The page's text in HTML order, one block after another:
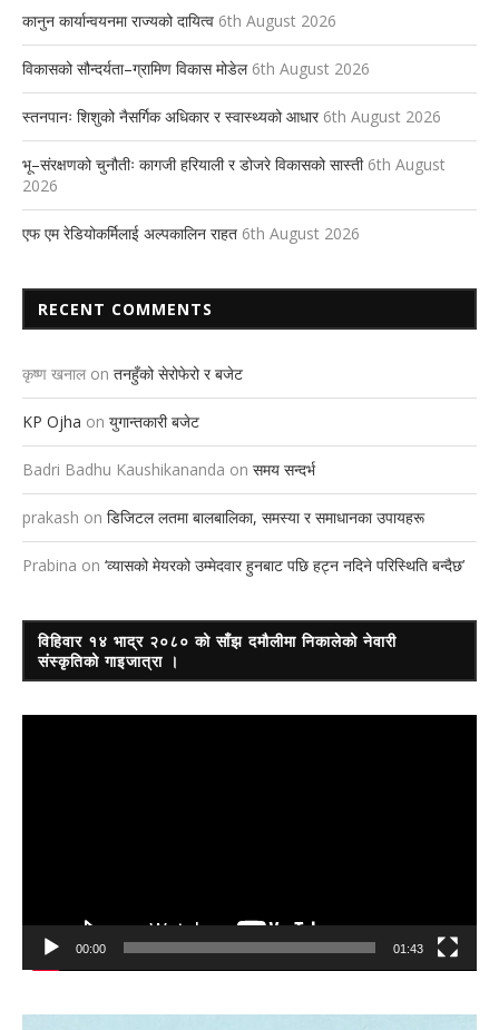
कानुन कार्यान्वयनमा राज्यको दायित्व 6th August 2026
विकासको सौन्दर्यता–ग्रामिण विकास मोडेल 6th August 2026
स्तनपानः शिशुको नैसर्गिक अधिकार र स्वास्थ्यको आधार 6th August 2026
भू–संरक्षणको चुनौतीः कागजी हरियाली र डोजरे विकासको सास्ती 6th August
2026
एफ एम रेडियोकर्मिलाई अल्पकालिन राहत 6th August 2026
RECENT COMMENTS
कृष्ण खनाल on तनहुँको सेरोफेरो र बजेट
KP Ojha on युगान्तकारी बजेट
Badri Badhu Kaushikananda on समय सन्दर्भ
prakash on डिजिटल लतमा बालबालिका, समस्या र समाधानका उपायहरू
Prabina on ‘व्यासको मेयरको उम्मेदवार हुनबाट पछि हट्न नदिने परिस्थिति बन्दैछ’
विहिवार १४ भाद्र २०८० को साँझ दमौलीमा निकालेको नेवारी
संस्कृतिको गाइजात्रा ।
00:00 01:43